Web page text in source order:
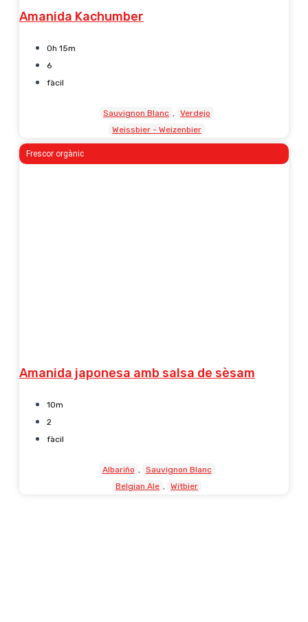
Amanida Kachumber
0h 15m
6
fàcil
Sauvignon Blanc
Verdejo
Weissbier - Weizenbier
Frescor orgànic
Amanida japonesa amb salsa de sèsam
10m
2
fàcil
Albariño
Sauvignon Blanc
Belgian Ale
Witbier